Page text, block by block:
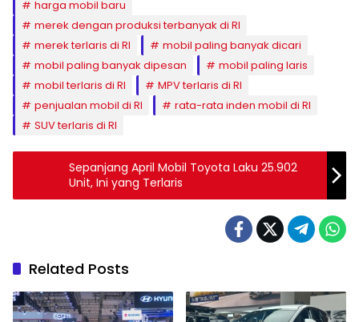
harga mobil baru
merek dengan produksi terbanyak di RI
merek terlaris di RI
mobil paling banyak dicari
mobil paling banyak dipesan
mobil paling laris
mobil terlaris di RI
MPV terlaris di RI
penjualan mobil di RI
rata-rata inden mobil di RI
SUV terlaris di RI
Sepanjang April Mobil Toyota Laku 25.902
Unit, Ini yang Terlaris
Related Posts